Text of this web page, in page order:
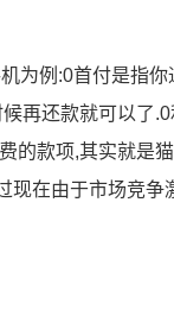
为例:0首付是指你
再还款就可以了
的款项,其实就是
现在由于市场竞争